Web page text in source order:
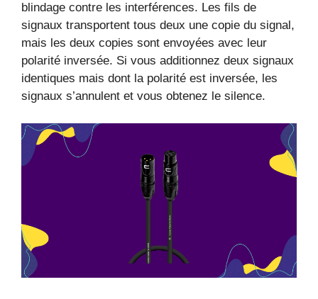
blindage contre les interférences. Les fils de
signaux transportent tous deux une copie du signal,
mais les deux copies sont envoyées avec leur
polarité inversée. Si vous additionnez deux signaux
identiques mais dont la polarité est inversée, les
signaux s’annulent et vous obtenez le silence.